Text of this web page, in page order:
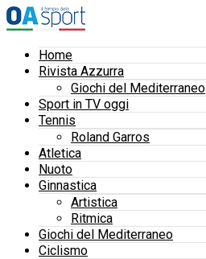
Home
Rivista Azzurra
Giochi del Mediterraneo
Sport in TV oggi
Tennis
Roland Garros
Atletica
Nuoto
Ginnastica
Artistica
Ritmica
Giochi del Mediterraneo
Ciclismo